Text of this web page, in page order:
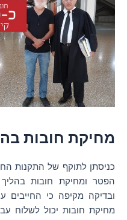
מחיקת חובות
כניסתן לתוקף של התקנות
הפטר ומחיקת חובות
ובדיקה מקיפה כי החייבים
מחיקת חובות יכול לשלוח